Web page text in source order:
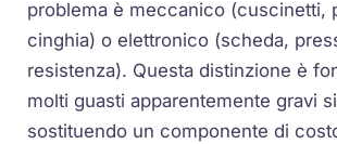
problema è meccanico (cuscinetti,
cinghia) o elettronico (scheda,
resistenza). Questa distinzione è
molti guasti apparentemente gravi
sostituendo un componente di